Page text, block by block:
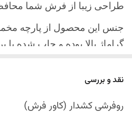
طراحی زیبا از فرش شما
جنس این محصول از پارچه
گراماژ بالا بوده و چاپ شده با
چهار گوشه این محصول با کش
نقد و بررسی
روفرشی کشدار (کاور فرش)